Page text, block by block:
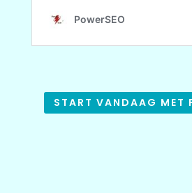
START VANDAAG MET